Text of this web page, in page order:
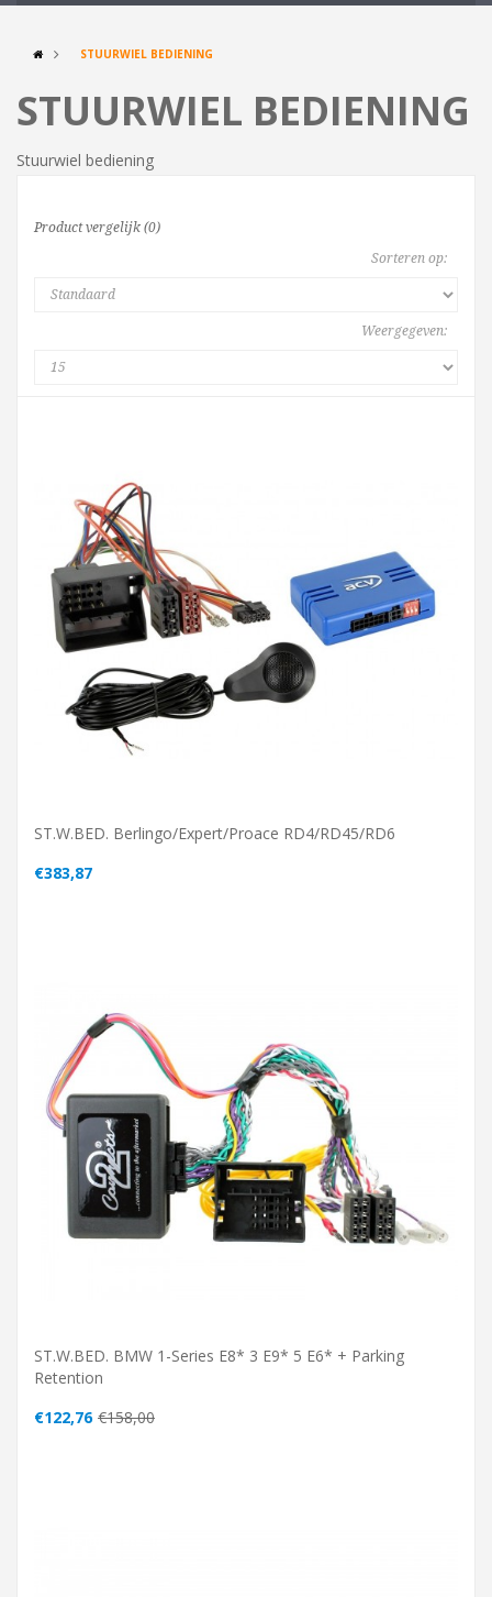
STUURWIEL BEDIENING
STUURWIEL BEDIENING
Stuurwiel bediening
Product vergelijk (0)
Sorteren op:
Weergegeven:
ST.W.BED. Berlingo/Expert/Proace RD4/RD45/RD6
€383,87
ST.W.BED. BMW 1-Series E8* 3 E9* 5 E6* + Parking
Retention
€122,76 €158,00